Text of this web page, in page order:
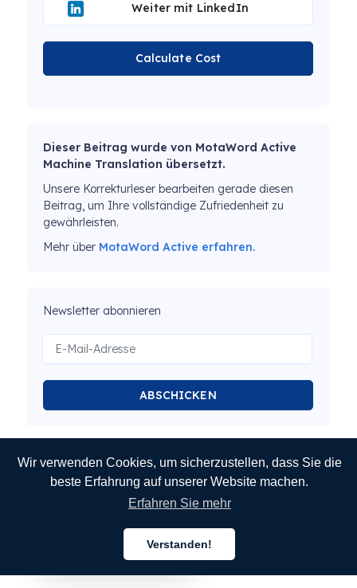
Wir verwenden Cookies, um sicherzustellen, dass Sie die
beste Erfahrung auf unserer Website machen.
Erfahren Sie mehr
Verstanden!
Weiter mit LinkedIn
Calculate Cost
Dieser Beitrag wurde von MotaWord Active
Machine Translation übersetzt.
Unsere Korrekturleser bearbeiten gerade diesen
Beitrag, um Ihre vollständige Zufriedenheit zu
gewährleisten.
Mehr über MotaWord Active erfahren.
Newsletter abonnieren
ABSCHICKEN
Deutsch